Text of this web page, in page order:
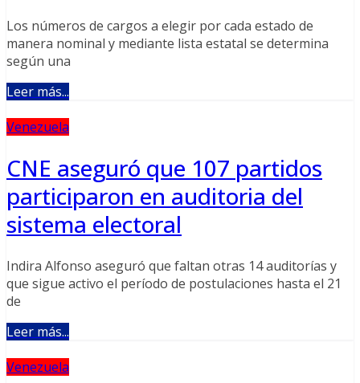
Los números de cargos a elegir por cada estado de
manera nominal y mediante lista estatal se determina
según una
Leer más...
Venezuela
CNE aseguró que 107 partidos
participaron en auditoria del
sistema electoral
Indira Alfonso aseguró que faltan otras 14 auditorías y
que sigue activo el período de postulaciones hasta el 21
de
Leer más...
Venezuela